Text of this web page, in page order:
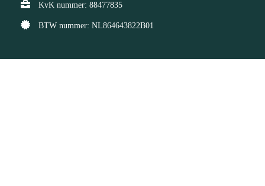
KvK nummer: 88477835
BTW nummer: NL864643822B01